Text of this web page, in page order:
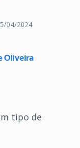
04/2024
Oliveira
tipo de